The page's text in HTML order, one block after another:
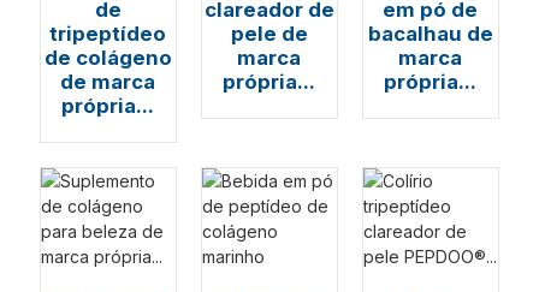
de
tripeptídeo
de colágeno
de marca
própria...
clareador de
pele de
marca
própria...
em pó de
bacalhau de
marca
própria...